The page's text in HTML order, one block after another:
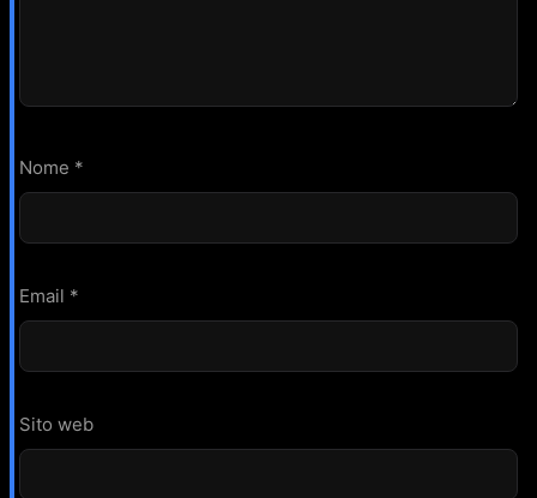
Nome *
Email *
Sito web